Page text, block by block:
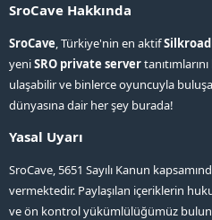
SroCave Hakkında
SroCave, Türkiye'nin en aktif
yeniSRO private server
ulaşabilir ve binlerce oyuncuyla
dünyasına dair her şey burada!
Yasal Uyarı
SroCave, 5651 Sayılı Kanun
vermektedir. Paylaşılan içeriklerin
ve ön kontrol yükümlülüğümüz